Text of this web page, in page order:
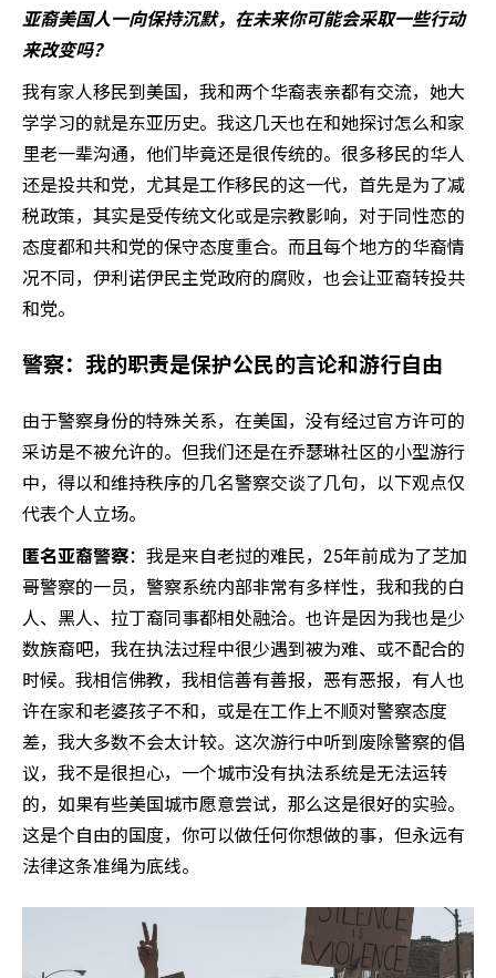
亚裔美国人一向保持沉默，在未来你可能会采取一些行动
来改变吗？
我有家人移民到美国，我和两个华裔表亲都有交流，她大
学学习的就是东亚历史。我这几天也在和她探讨怎么和家
里老一辈沟通，他们毕竟还是很传统的。很多移民的华人
还是投共和党，尤其是工作移民的这一代，首先是为了减
税政策，其实是受传统文化或是宗教影响，对于同性恋的
态度都和共和党的保守态度重合。而且每个地方的华裔情
况不同，伊利诺伊民主党政府的腐败，也会让亚裔转投共
和党。
警察：我的职责是保护公民的言论和游行自由
由于警察身份的特殊关系，在美国，没有经过官方许可的
采访是不被允许的。但我们还是在乔瑟琳社区的小型游行
中，得以和维持秩序的几名警察交谈了几句，以下观点仅
代表个人立场。
匿名亚裔警察：我是来自老挝的难民，25年前成为了芝加
哥警察的一员，警察系统内部非常有多样性，我和我的白
人、黑人、拉丁裔同事都相处融洽。也许是因为我也是少
数族裔吧，我在执法过程中很少遇到被为难、或不配合的
时候。我相信佛教，我相信善有善报，恶有恶报，有人也
许在家和老婆孩子不和，或是在工作上不顺对警察态度
差，我大多数不会太计较。这次游行中听到废除警察的倡
议，我不是很担心，一个城市没有执法系统是无法运转
的，如果有些美国城市愿意尝试，那么这是很好的实验。
这是个自由的国度，你可以做任何你想做的事，但永远有
法律这条准绳为底线。